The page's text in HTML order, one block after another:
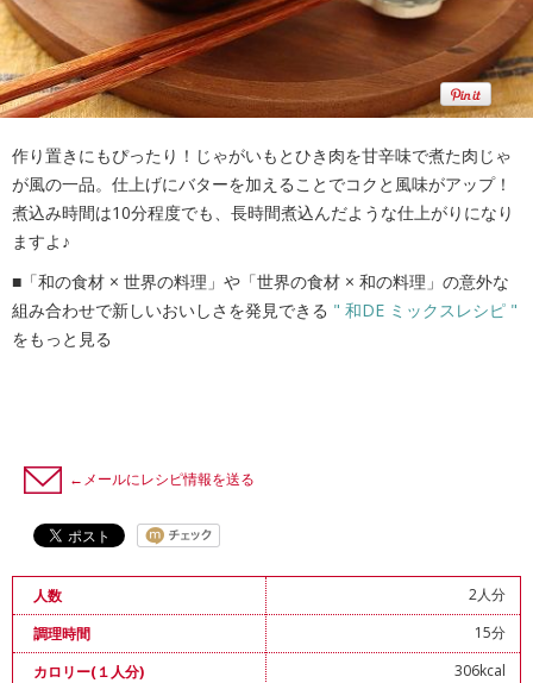
作り置きにもぴったり！じゃがいもとひき肉を甘辛味で煮た肉じゃ
が風の一品。仕上げにバターを加えることでコクと風味がアップ！
煮込み時間は10分程度でも、長時間煮込んだような仕上がりになり
ますよ♪
■「和の食材 × 世界の料理」や「世界の食材 × 和の料理」の意外な
組み合わせで新しいおいしさを発見できる " 和DE ミックスレシピ "
をもっと見る
←メールにレシピ情報を送る
人数
2人分
調理時間
15分
カロリー(１人分)
306kcal